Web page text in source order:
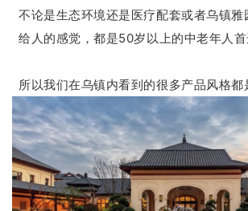
不论是生态环境还是医疗配套或者乌镇雅
给人的感觉，都是50岁以上的中老年人
所以我们在乌镇内看到的很多产品风格都